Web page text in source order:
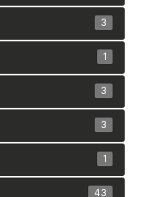
3
1
3
3
1
43